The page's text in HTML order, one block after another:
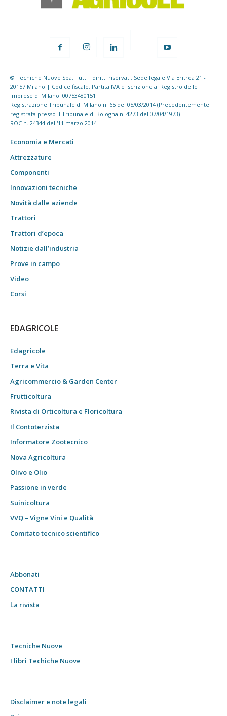
© Tecniche Nuove Spa. Tutti i diritti riservati. Sede legale Via Eritrea 21 -
20157 Milano | Codice fiscale, Partita IVA e Iscrizione al Registro delle
imprese di Milano: 00753480151
Registrazione Tribunale di Milano n. 65 del 05/03/2014 (Precedentemente
registrata presso il Tribunale di Bologna n. 4273 del 07/04/1973)
ROC n. 24344 dell'11 marzo 2014
Economia e Mercati
Attrezzature
Componenti
Innovazioni tecniche
Novità dalle aziende
Trattori
Trattori d’epoca
Notizie dall’industria
Prove in campo
Video
Corsi
EDAGRICOLE
Edagricole
Terra e Vita
Agricommercio & Garden Center
Frutticoltura
Rivista di Orticoltura e Floricoltura
Il Contoterzista
Informatore Zootecnico
Nova Agricoltura
Olivo e Olio
Passione in verde
Suinicoltura
VVQ – Vigne Vini e Qualità
Comitato tecnico scientifico
Abbonati
CONTATTI
La rivista
Tecniche Nuove
I libri Techiche Nuove
Disclaimer e note legali